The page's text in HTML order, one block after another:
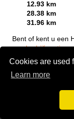
Cookies are used
Learn more
12.93 km
28.38 km
31.96 km
Bent of kent u een
een bedrijf gratis